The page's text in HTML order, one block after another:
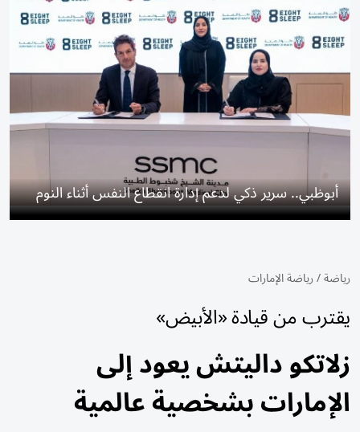
أبوظبي.. سرير ذكي لدعم إدارة انقطاع النفس أثناء النوم
رياضة/رياضة الإمارات
يقترب من قيادة «الأبيض»
زلاتكو داليتش يعود إلى
الإمارات بشخصية عالمية